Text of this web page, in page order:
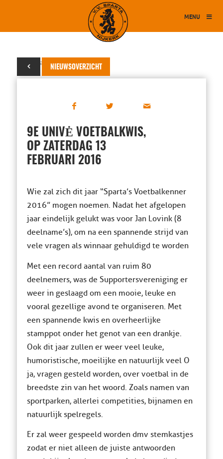
MENU
NIEUWSOVERZICHT
04 januari 2016
9E UNIVĖ VOETBALKWIS,
OP ZATERDAG 13
FEBRUARI 2016
Wie zal zich dit jaar “Sparta’s Voetbalkenner
2016” mogen noemen. Nadat het afgelopen
jaar eindelijk gelukt was voor Jan Lovink (8
deelname’s), om na een spannende strijd van
vele vragen als winnaar gehuldigd te worden
Met een record aantal van ruim 80
deelnemers, was de Supportersvereniging er
weer in geslaagd om een mooie, leuke en
vooral gezellige avond te organiseren. Met
een spannende kwis en overheerlijke
stamppot onder het genot van een drankje.
Ook dit jaar zullen er weer veel leuke,
humoristische, moeilijke en natuurlijk veel O
ja, vragen gesteld worden, over voetbal in de
breedste zin van het woord. Zoals namen van
sportparken, allerlei competities, bijnamen en
natuurlijk spelregels.
Er zal weer gespeeld worden dmv stemkastjes
zodat er niet alleen de juiste antwoorden